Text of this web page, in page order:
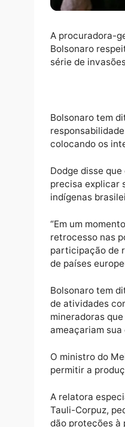
A
Bolsonaro
série de
colocando os
Dodge disse
precisa
indígenas
“Em um
participação
de países
Bolsonaro
de atividades